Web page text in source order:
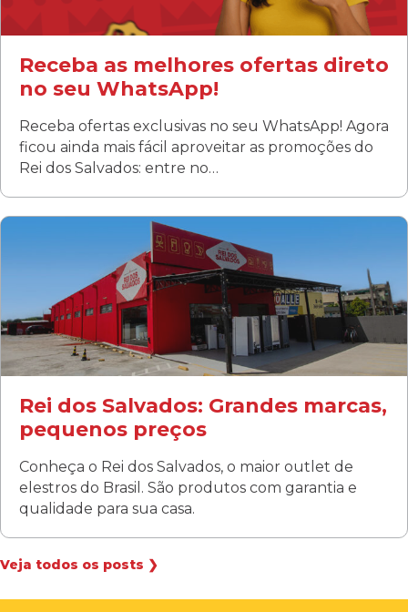
Fanny
Rua Albino Beatriz, 100 - Fanny, Curitiba –PR
Segunda a sábado: 09h00 às 19h00
Domingo: FECHADA
ÚLTIMOS DIAS DE LIQUIDAÇÃO!
(41) 3411-1754
(41) 99249-4620
Receba as melhores ofertas direto
no seu WhatsApp!
Receba ofertas exclusivas no seu WhatsApp! Agora
ficou ainda mais fácil aproveitar as promoções do
Rei dos Salvados: entre no…
Rei dos Salvados: Grandes marcas,
pequenos preços
Conheça o Rei dos Salvados, o maior outlet de
elestros do Brasil. São produtos com garantia e
qualidade para sua casa.
Veja todos os posts ❯